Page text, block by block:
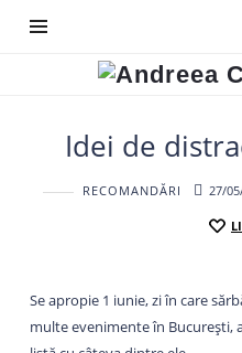
Andreea
Radu
Idei de
RECOMANDĂRI 27/
Se apropie 1 iunie, zi în care
multe evenimente în București,